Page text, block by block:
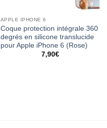
APPLE IPHONE 6
Coque protection intégrale 360
degrés en silicone translucide
pour Apple iPhone 6 (Rose)
7,90€